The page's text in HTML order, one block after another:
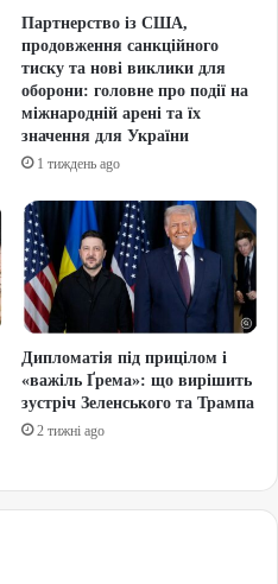
Партнерство із США,
продовження санкційного
тиску та нові виклики для
оборони: головне про події на
міжнародній арені та їх
значення для України
1 тиждень ago
Дипломатія під прицілом і
«важіль Ґрема»: що вирішить
зустріч Зеленського та Трампа
2 тижні ago